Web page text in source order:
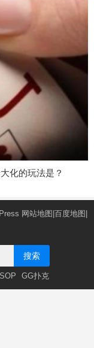
化的玩法是？
网站地图|百度地图|
搜索
GG扑克